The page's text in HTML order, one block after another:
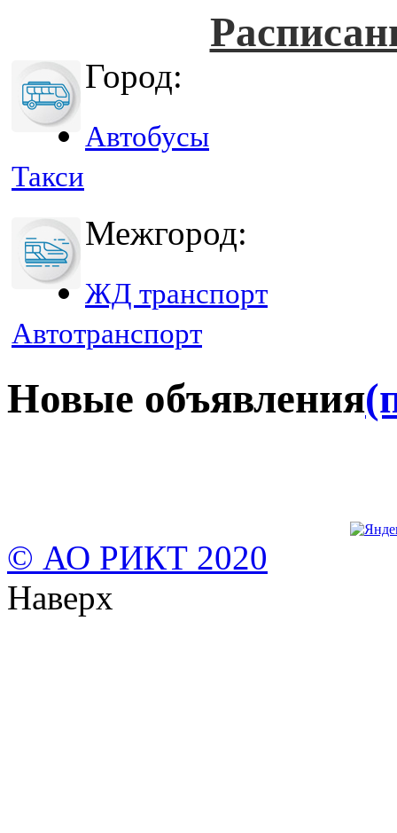
Город:
Автобусы
Такси
Межгород:
ЖД транспорт
Автотранспорт
Новые объявления
© АО РИКТ 2020
Наверх